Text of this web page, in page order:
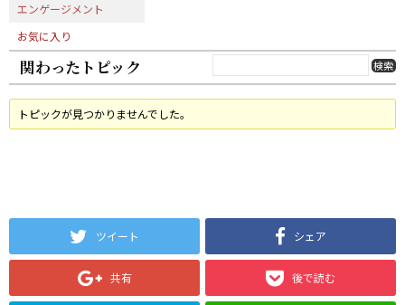
エンゲージメント
お気に入り
関わったトピック
トピックが見つかりませんでした。
ツイート シェア
共有 後で読む